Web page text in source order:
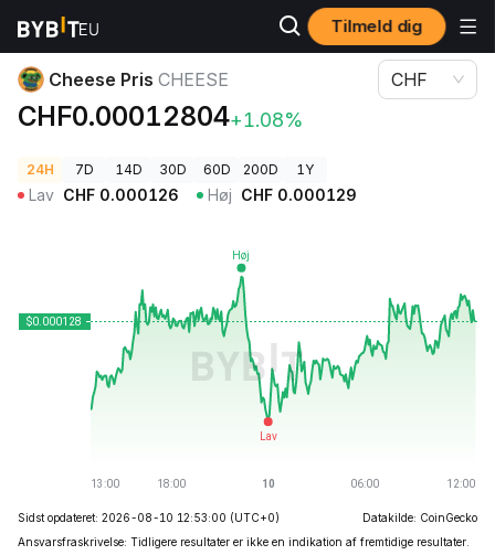
Tilmeld dig
Kryptopriser
Cheese Pris CHEESE
CHF0.00012804+1.08%
CHF
24H 7D 14D 30D 60D 200D 1Y
Lav CHF 0.000126 Høj CHF 0.000129
Sidst opdateret: 2026-08-10 12:53:00 (UTC+0)
Datakilde: CoinGecko
Ansvarsfraskrivelse: Tidligere resultater er ikke en indikation af fremtidige resultater.